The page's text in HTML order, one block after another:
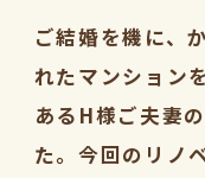
ご結婚を機に、
れたマンション
あるH様ご夫妻
た。今回のリノ